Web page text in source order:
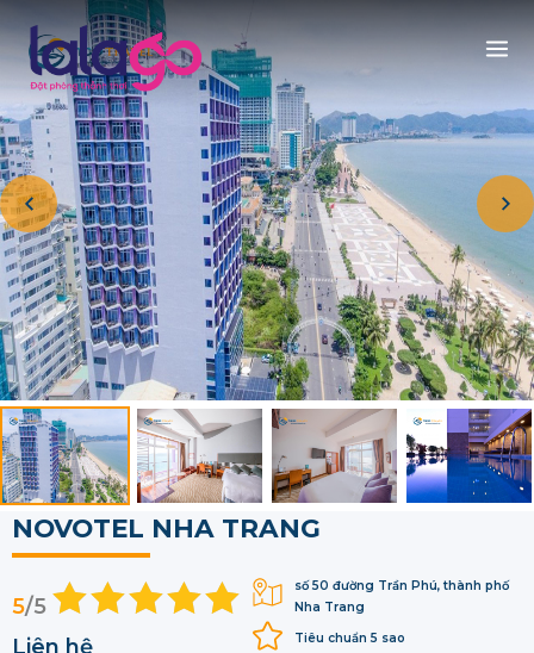
NOVOTEL NHA TRANG
số 50 đường Trần Phú, thành phố
Nha Trang
Tiêu chuẩn 5 sao
5/5
Liên hệ